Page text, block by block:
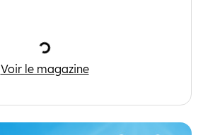
Chargement
Voir le magazine
Mordelire